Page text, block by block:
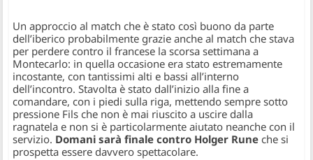
Un approccio al match che è stato così buono da parte
dell’iberico probabilmente grazie anche al match che stava
per perdere contro il francese la scorsa settimana a
Montecarlo: in quella occasione era stato estremamente
incostante, con tantissimi alti e bassi all’interno
dell’incontro. Stavolta è stato dall’inizio alla fine a
comandare, con i piedi sulla riga, mettendo sempre sotto
pressione Fils che non è mai riuscito a uscire dalla
ragnatela e non si è particolarmente aiutato neanche con il
servizio. Domani sarà finale contro Holger Rune che si
prospetta essere davvero spettacolare.